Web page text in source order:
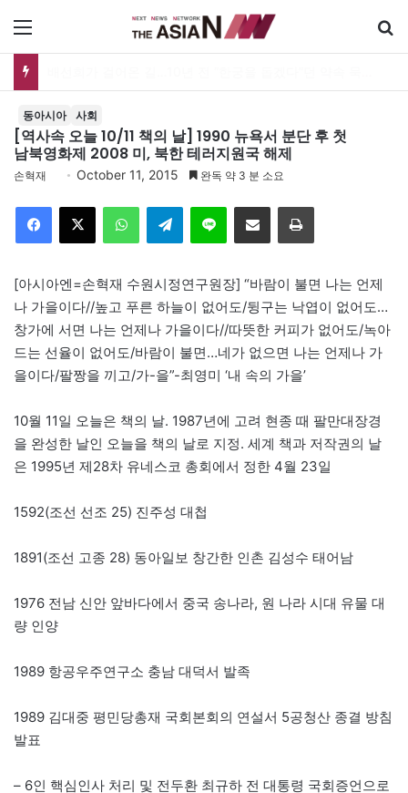
동아시아 사회
[역사속 오늘 10/11 책의 날] 1990 뉴욕서 분단 후 첫
남북영화제 2008 미, 북한 테러지원국 해제
손혁재 October 11, 2015 완독 약 3 분 소요
Telegram 이메일
[아시아엔=손혁재 수원시정연구원장] “바람이 불면 나는 언제
나 가을이다//높고 푸른 하늘이 없어도/뒹구는 낙엽이 없어도…
창가에 서면 나는 언제나 가을이다//따뜻한 커피가 없어도/녹아
드는 선율이 없어도/바람이 불면…네가 없으면 나는 언제나 가
을이다/팔짱을 끼고/가-을”-최영미 ‘내 속의 가을’
10월 11일 오늘은 책의 날. 1987년에 고려 현종 때 팔만대장경
을 완성한 날인 오늘을 책의 날로 지정. 세계 책과 저작권의 날
은 1995년 제28차 유네스코 총회에서 정한 4월 23일
1592(조선 선조 25) 진주성 대첩
1891(조선 고종 28) 동아일보 창간한 인촌 김성수 태어남
1976 전남 신안 앞바다에서 중국 송나라, 원 나라 시대 유물 대
량 인양
1989 항공우주연구소 충남 대덕서 발족
1989 김대중 평민당총재 국회본회의 연설서 5공청산 종결 방침
발표
– 6인 핵심인사 처리 및 전두환 최규하 전 대통령 국회증언으로